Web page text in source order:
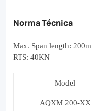
Norma Técnica
Max. Span length: 200m
RTS: 40KN
Model
AQXM 200-XX